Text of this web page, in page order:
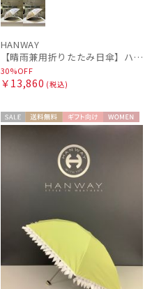
HANWAY
【晴雨兼用折りたたみ日傘】ハンウェイ (HANWAY)Melrose avenue（メルローズ・アベニュー） 雨の日OK 軽量 一級遮光 遮熱 UV 晴雨兼用暑さ対策、紫外線対策、親骨：～50cm
30%OFF
￥13,860 (税込)
セー 送料無 ギフト
向け
WOME